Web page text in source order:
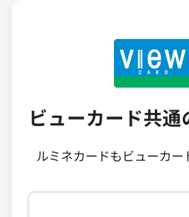
ビューカード共
ルミネカードもビューカー